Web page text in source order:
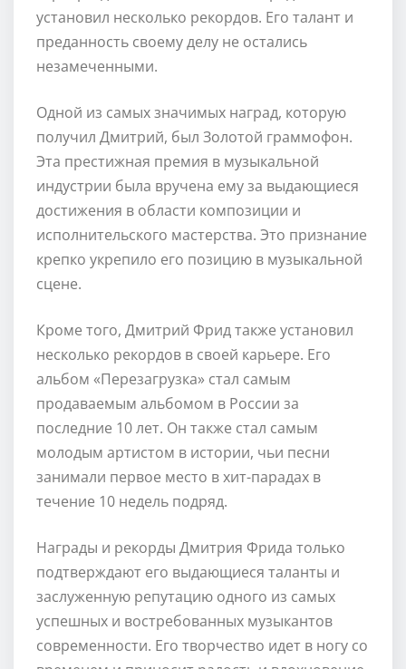
установил несколько рекордов. Его талант и
преданность своему делу не остались
незамеченными.
Одной из самых значимых наград, которую
получил Дмитрий, был Золотой граммофон.
Эта престижная премия в музыкальной
индустрии была вручена ему за выдающиеся
достижения в области композиции и
исполнительского мастерства. Это признание
крепко укрепило его позицию в музыкальной
сцене.
Кроме того, Дмитрий Фрид также установил
несколько рекордов в своей карьере. Его
альбом «Перезагрузка» стал самым
продаваемым альбомом в России за
последние 10 лет. Он также стал самым
молодым артистом в истории, чьи песни
занимали первое место в хит-парадах в
течение 10 недель подряд.
Награды и рекорды Дмитрия Фрида только
подтверждают его выдающиеся таланты и
заслуженную репутацию одного из самых
успешных и востребованных музыкантов
современности. Его творчество идет в ногу со